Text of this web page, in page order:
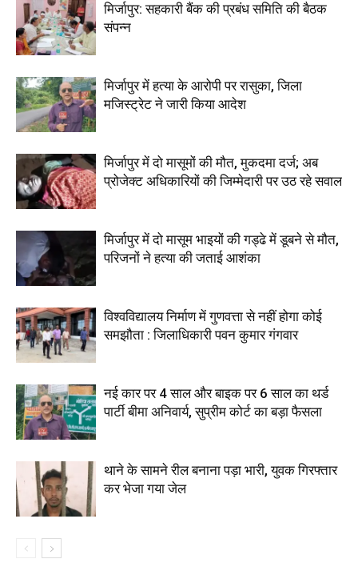
मिर्जापुर: सहकारी बैंक की प्रबंध समिति की बैठक
संपन्न
मिर्जापुर में हत्या के आरोपी पर रासुका, जिला
मजिस्ट्रेट ने जारी किया आदेश
मिर्जापुर में दो मासूमों की मौत, मुकदमा दर्ज; अब
प्रोजेक्ट अधिकारियों की जिम्मेदारी पर उठ रहे सवाल
मिर्जापुर में दो मासूम भाइयों की गड्ढे में डूबने से मौत,
परिजनों ने हत्या की जताई आशंका
विश्वविद्यालय निर्माण में गुणवत्ता से नहीं होगा कोई
समझौता : जिलाधिकारी पवन कुमार गंगवार
नई कार पर 4 साल और बाइक पर 6 साल का थर्ड
पार्टी बीमा अनिवार्य, सुप्रीम कोर्ट का बड़ा फैसला
थाने के सामने रील बनाना पड़ा भारी, युवक गिरफ्तार
कर भेजा गया जेल